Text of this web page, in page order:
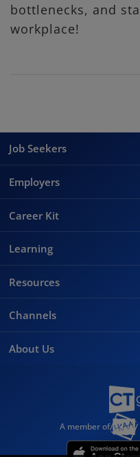
bottlenecks, and
workplace!
Job Seekers
Employers
Career Kit
Learning
Resources
Channels
About Us
A member of